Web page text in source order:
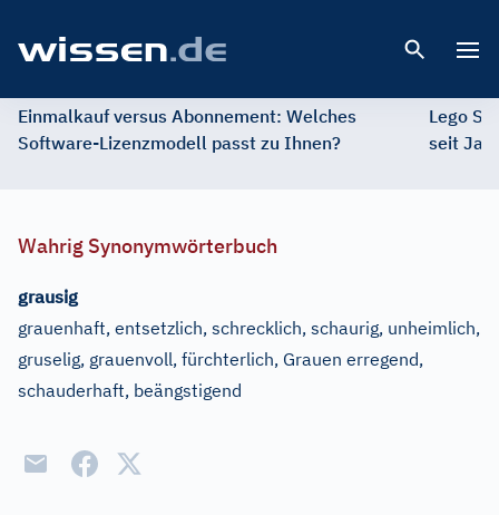
Einmalkauf versus Abonnement: Welches
Software-Lizenzmodell passt zu Ihnen?
Lego
seit
Wahrig Synonymwörterbuch
grausig
grauenhaft, entsetzlich, schrecklich, schaurig, unheimlich,
gruselig, grauenvoll, fürchterlich, Grauen erregend,
schauderhaft, beängstigend